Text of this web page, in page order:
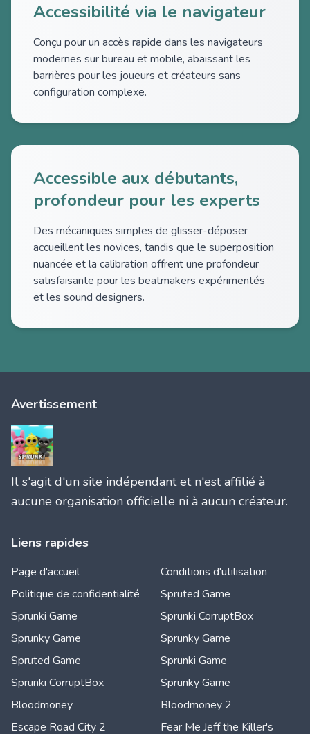
Accessibilité via le navigateur
Conçu pour un accès rapide dans les navigateurs
modernes sur bureau et mobile, abaissant les
barrières pour les joueurs et créateurs sans
configuration complexe.
Accessible aux débutants,
profondeur pour les experts
Des mécaniques simples de glisser-déposer
accueillent les novices, tandis que le superposition
nuancée et la calibration offrent une profondeur
satisfaisante pour les beatmakers expérimentés
et les sound designers.
Avertissement
Il s'agit d'un site indépendant et n'est affilié à
aucune organisation officielle ni à aucun créateur.
Liens rapides
Page d'accueil
Conditions d'utilisation
Politique de confidentialité
Spruted Game
Sprunki Game
Sprunki CorruptBox
Sprunky Game
Sprunky Game
Spruted Game
Sprunki Game
Sprunki CorruptBox
Sprunky Game
Bloodmoney
Bloodmoney 2
Escape Road City 2
Fear Me Jeff the Killer's